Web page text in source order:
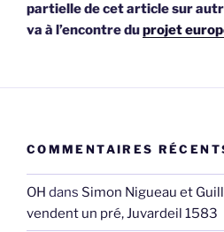
partielle de cet article sur
va à l’encontre duprojet
COMMENTAIRES
OH dans Simon Nigueau et
vendent un pré, Juvardeil 1583